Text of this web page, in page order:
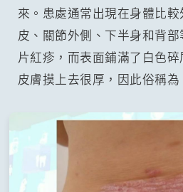
來。患處通常出現在身體比
皮、關節外側、下半身和背
片紅疹，而表面鋪滿了白色
皮膚摸上去很厚，因此俗稱為